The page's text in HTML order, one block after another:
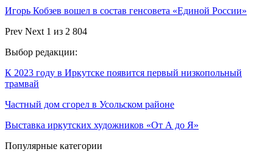
Игорь Кобзев вошел в состав генсовета «Единой России»
Prev Next 1 из 2 804
Выбор редакции:
К 2023 году в Иркутске появится первый низкопольный
трамвай
Частный дом сгорел в Усольском районе
Выставка иркутских художников «От А до Я»
Популярные категории